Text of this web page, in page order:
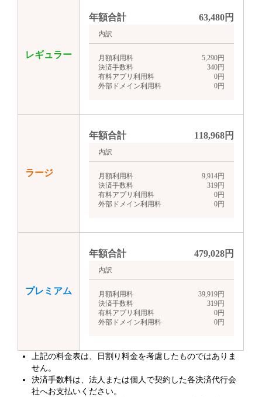
レギュラー
年額合計 63,480円
内訳
月額利用料 5,290円
決済手数料
340円
有料アプリ利用料
0円
外部ドメイン利用料
0円
ラージ
年額合計 118,968円
内訳
月額利用料 9,914円
決済手数料
319円
有料アプリ利用料
0円
外部ドメイン利用料
0円
プレミアム
年額合計 479,028円
内訳
月額利用料 39,919円
決済手数料
319円
有料アプリ利用料
0円
外部ドメイン利用料
0円
上記の料金表は、日割り料金を考慮したものではありま
せん。
決済手数料は、法人または個人で契約した各決済代行会
社へお支払いください。